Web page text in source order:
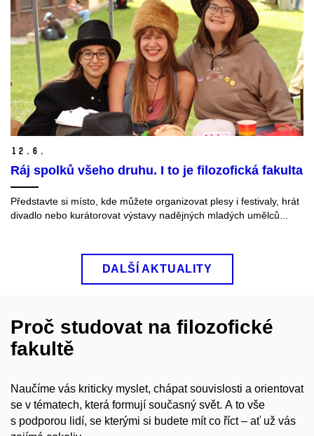
12. 6.
Ráj spolků všeho druhu. I to je filozofická fakulta
Představte si místo, kde můžete organizovat plesy i festivaly, hrát
divadlo nebo kurátorovat výstavy nadějných mladých umělců...
DALŠÍ AKTUALITY
Proč studovat na filozofické
fakultě
Naučíme vás kriticky myslet, chápat souvislosti a orientovat
se v tématech, která formují současný svět. A to vše
s podporou lidí, se kterými si budete mít co říct – ať už vás